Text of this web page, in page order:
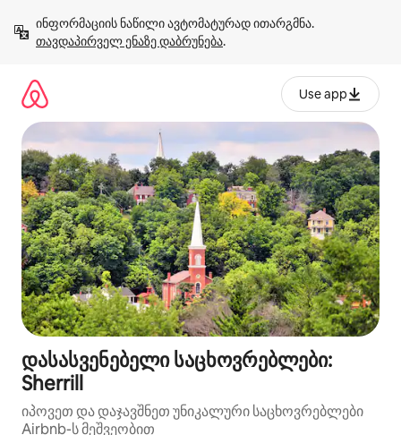
გადასვლა
თავდაპირველ ენაზე დაბრუნება.
Use app
დასასვენებელი საცხოვრებლები:
Sherrill
იპოვეთ და დაჯავშნეთ უნიკალური საცხოვრებლები
Airbnb-ს მეშვეობით